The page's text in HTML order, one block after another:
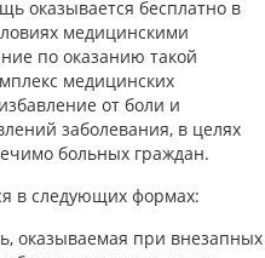
оказывается бесплатно в
медицинскими
по оказанию такой
медицинских
от боли и
заболевания, в целях
больных граждан.
в следующих формах:
оказываемая при внезапных